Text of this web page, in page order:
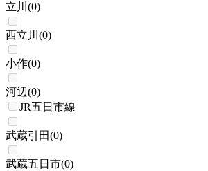
立川 (0)
西立川 (0)
小作(0)
河辺(0)
JR五日市線
武蔵引田(0)
武蔵五日市(0)